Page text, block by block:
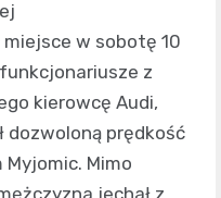
w sobotę 10
z
kierowcę Audi,
dozwoloną prędkość
Mimo
jechał z